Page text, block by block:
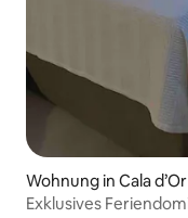
Wohnung in Cala d’Or
Exklusives